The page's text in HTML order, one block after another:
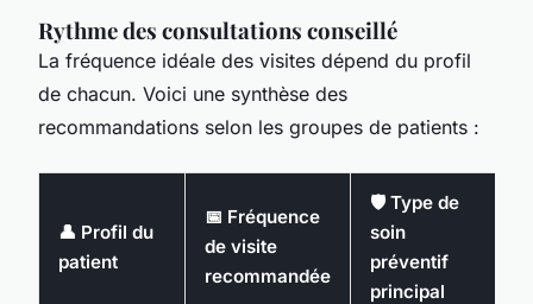
Rythme des consultations conseillé
La fréquence idéale des visites dépend du profil
de chacun. Voici une synthèse des
recommandations selon les groupes de patients :
👤 Profil du
patient
📅 Fréquence
de visite
recommandée
🛡️ Type de
soin
préventif
principal